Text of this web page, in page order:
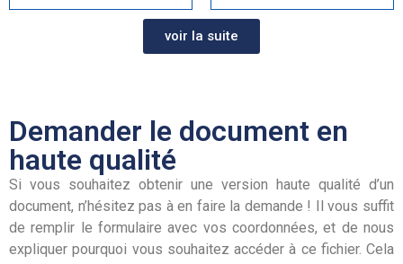
voir la suite
Demander le document en
haute qualité
Si vous souhaitez obtenir une version haute qualité d’un
document, n’hésitez pas à en faire la demande ! Il vous suffit
de remplir le formulaire avec vos coordonnées, et de nous
expliquer pourquoi vous souhaitez accéder à ce fichier. Cela